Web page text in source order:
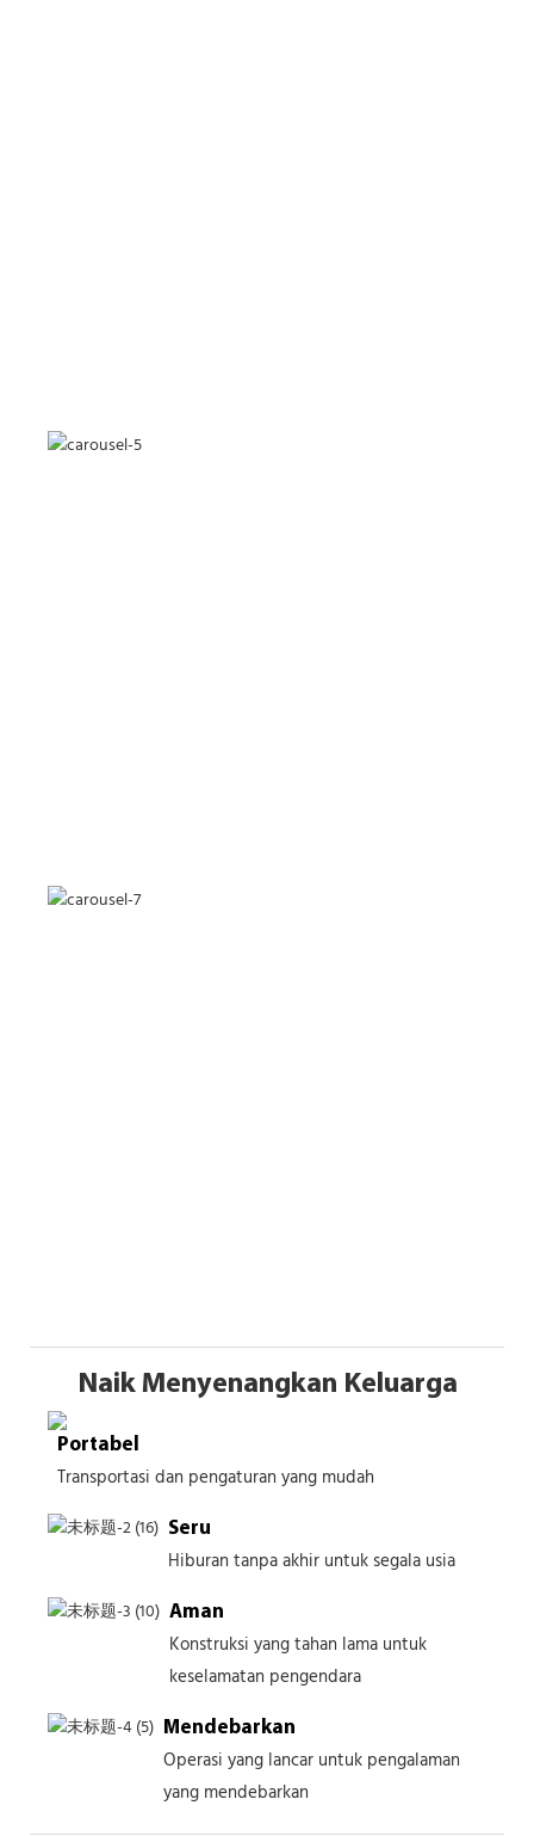
Naik Menyenangkan Keluarga
Portabel
Transportasi dan pengaturan yang mudah
Seru
Hiburan tanpa akhir untuk segala usia
Aman
Konstruksi yang tahan lama untuk
keselamatan pengendara
Mendebarkan
Operasi yang lancar untuk pengalaman
yang mendebarkan